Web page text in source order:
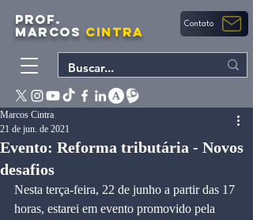
PROF.
MARCOS CINTRA Contato
Evento: Reforma tributária - Novos
desafios
Marcos Cintra
21 de jun. de 2021
Nesta terça-feira, 22 de junho a partir das 17
horas, estarei em evento promovido pela